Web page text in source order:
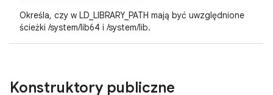
Określa, czy w LD_LIBRARY_PATH mają być uwzględnione
ścieżki /system/lib64 i /system/lib.
Konstruktory publiczne